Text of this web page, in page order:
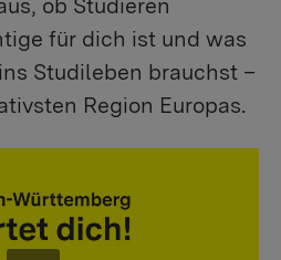
ob Studieren
für dich ist und was
Studileben brauchst –
Region Europas.